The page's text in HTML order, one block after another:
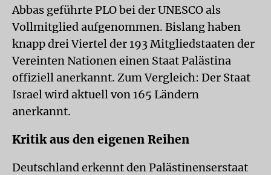
Abbas geführte PLO bei der UNESCO als
Vollmitglied aufgenommen. Bislang haben
knapp drei Viertel der 193 Mitgliedstaaten der
Vereinten Nationen einen Staat Palästina
offiziell anerkannt. Zum Vergleich: Der Staat
Israel wird aktuell von 165 Ländern
anerkannt.
Kritik aus den eigenen Reihen
Deutschland erkennt den Palästinenserstaat